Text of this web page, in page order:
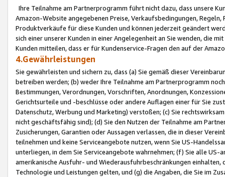
Ihre Teilnahme am Partnerprogramm führt nicht dazu, dass unsere
Amazon-Website angegebenen Preise, Verkaufsbedingungen,
Produktverkäufe für diese Kunden und können jederzeit geändert
sich einer unserer Kunden in einer Angelegenheit an Sie wenden, die
Kunden mitteilen, dass er für Kundenservice-Fragen den auf der
4.Gewährleistungen
Sie gewährleisten und sichern zu, dass (a) Sie gemäß dieser
betreiben werden; (b) weder Ihre Teilnahme am Partnerprogramm
Bestimmungen, Verordnungen, Vorschriften, Anordnungen,
Gerichtsurteile und -beschlüsse oder andere Auflagen einer für Sie
Datenschutz, Werbung und Marketing) verstoßen; (c) Sie
nicht geschäftsfähig sind); (d) Sie den Nutzen der Teilnahme am
Zusicherungen, Garantien oder Aussagen verlassen, die in dieser
teilnehmen und keine Serviceangebote nutzen, wenn Sie US-
unterliegen, in dem Sie Serviceangebote wahrnehmen; (f) Sie alle
amerikanische Ausfuhr- und Wiederausfuhrbeschränkungen
Technologie und Leistungen gelten, und (g) die Angaben, die Sie im